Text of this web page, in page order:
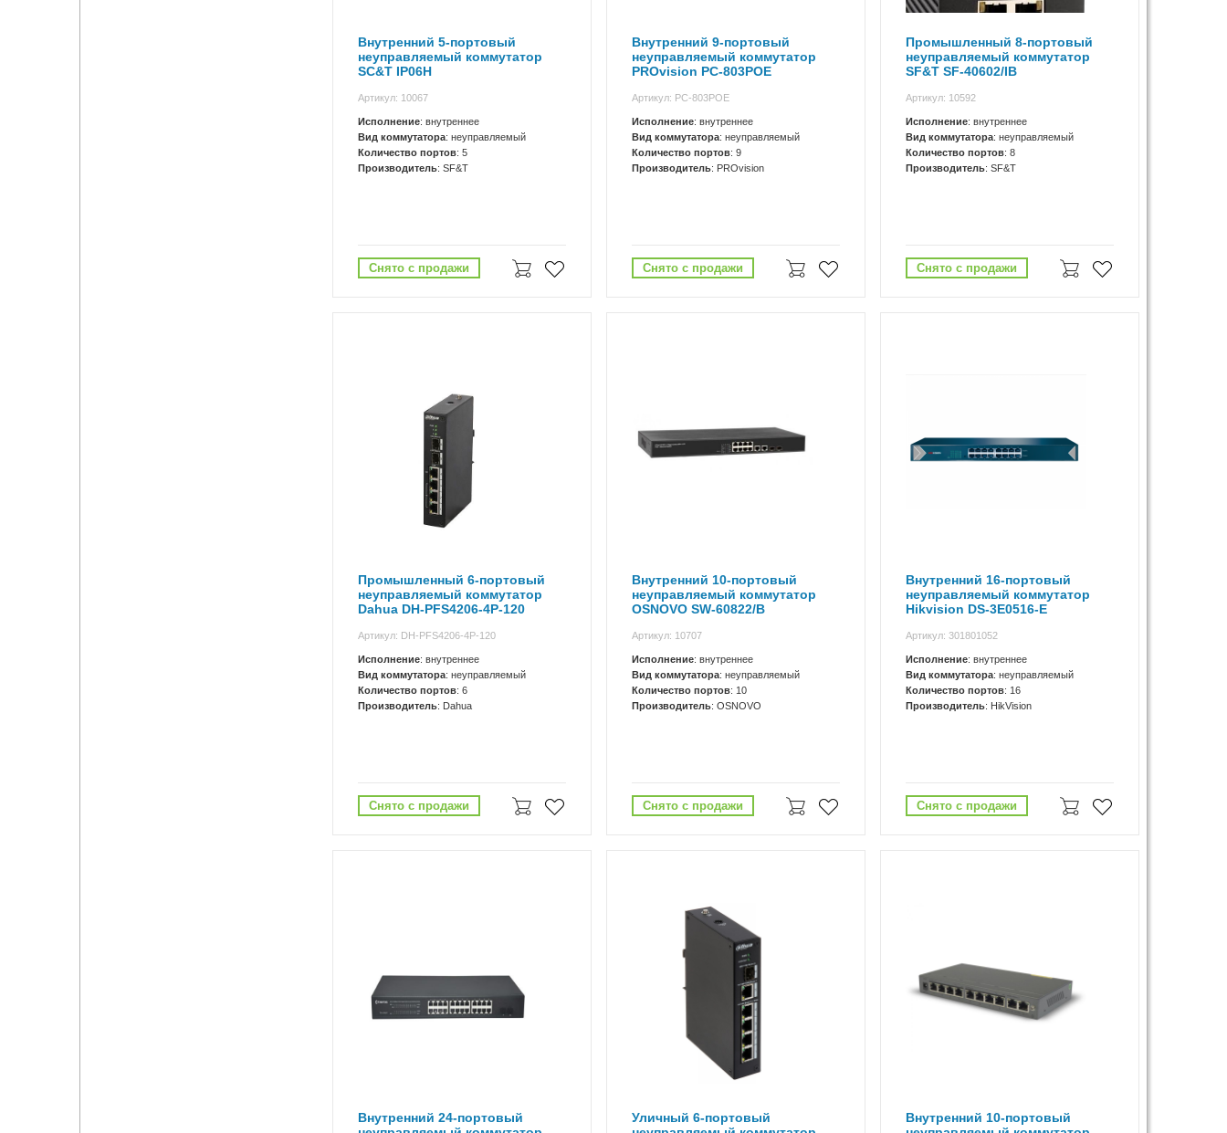
Внутренний 5-портовый
неуправляемый коммутатор
SC&T IP06H
Артикул: 10067
Исполнение: внутреннее
Вид коммутатора: неуправляемый
Количество портов: 5
Производитель: SF&T
Снято с продажи
Внутренний 9-портовый
неуправляемый коммутатор
PROvision PC-803POE
Артикул: PC-803POE
Исполнение: внутреннее
Вид коммутатора: неуправляемый
Количество портов: 9
Производитель: PROvision
Снято с продажи
Промышленный 8-портовый
неуправляемый коммутатор
SF&T SF-40602/IB
Артикул: 10592
Исполнение: внутреннее
Вид коммутатора: неуправляемый
Количество портов: 8
Производитель: SF&T
Снято с продажи
Промышленный 6-портовый
неуправляемый коммутатор
Dahua DH-PFS4206-4P-120
Артикул: DH-PFS4206-4P-120
Исполнение: внутреннее
Вид коммутатора: неуправляемый
Количество портов: 6
Производитель: Dahua
Снято с продажи
Внутренний 10-портовый
неуправляемый коммутатор
OSNOVO SW-60822/B
Артикул: 10707
Исполнение: внутреннее
Вид коммутатора: неуправляемый
Количество портов: 10
Производитель: OSNOVO
Снято с продажи
Внутренний 16-портовый
неуправляемый коммутатор
Hikvision DS-3E0516-E
Артикул: 301801052
Исполнение: внутреннее
Вид коммутатора: неуправляемый
Количество портов: 16
Производитель: HikVision
Снято с продажи
Внутренний 24-портовый
Уличный 6-портовый
Внутренний 10-портовый